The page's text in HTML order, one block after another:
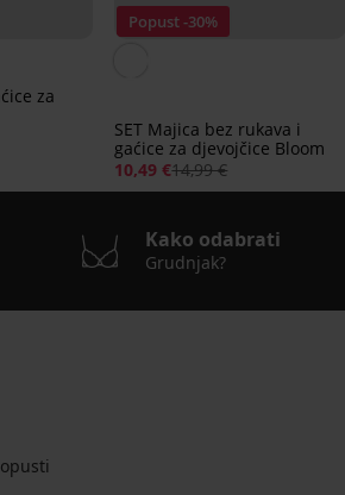
za
Popust -30%
SET Majica bez rukava i
gaćice za djevojčice Bloom
10,49 €14,99 €
Kako odabrati
Grudnjak?